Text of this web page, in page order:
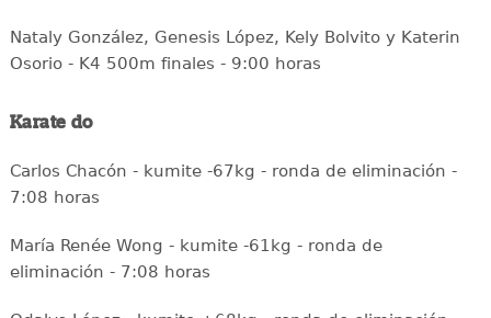
Nataly González, Genesis López, Kely Bolvito y Katerin
Osorio - K4 500m finales - 9:00 horas
Karate do
Carlos Chacón - kumite -67kg - ronda de eliminación -
7:08 horas
María Renée Wong - kumite -61kg - ronda de
eliminación - 7:08 horas